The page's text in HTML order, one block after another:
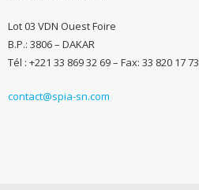
Lot 03 VDN Ouest Foire
B.P.: 3806 – DAKAR
Tél : +221 33 869 32 69 – Fax: 33 820 17 73
contact@spia-sn.com